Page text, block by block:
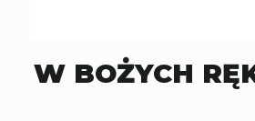
W BOŻYCH